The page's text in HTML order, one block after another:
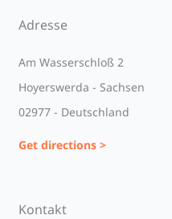
Adresse
Am Wasserschloß 2
Hoyerswerda - Sachsen
02977 - Deutschland
Get directions >
Kontakt